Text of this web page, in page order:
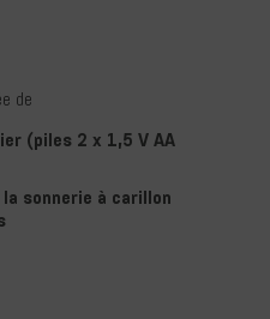
de
(piles 2 x 1,5 V AA
sonnerie à carillon